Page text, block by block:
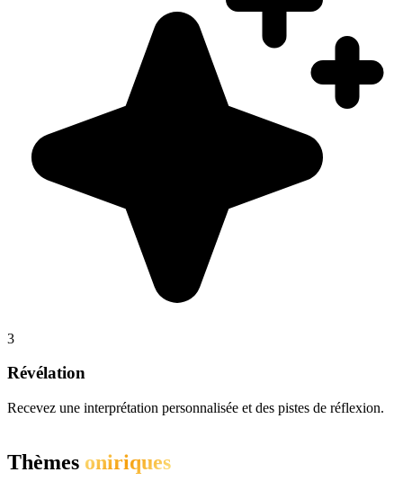
3
Révélation
Recevez une interprétation personnalisée et des pistes de réflexion.
Thèmes oniriques